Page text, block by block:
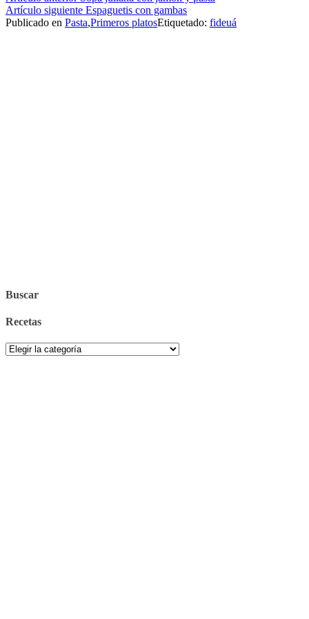
leyendo
Artículo siguiente Espaguetis con gambas
Publicado en Pasta,Primeros platosEtiquetado: fideuá
Buscar
Recetas
Recetas